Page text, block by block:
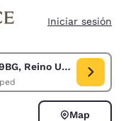
Iniciar sesión
Reino Unido
AB37 9BG, Reino
Map